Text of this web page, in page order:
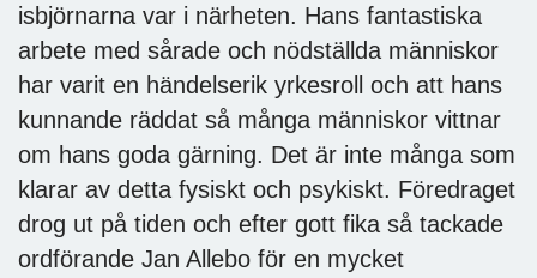
isbjörnarna var i närheten. Hans fantastiska
arbete med sårade och nödställda människor
har varit en händelserik yrkesroll och att hans
kunnande räddat så många människor vittnar
om hans goda gärning. Det är inte många som
klarar av detta fysiskt och psykiskt. Föredraget
drog ut på tiden och efter gott fika så tackade
ordförande Jan Allebo för en mycket